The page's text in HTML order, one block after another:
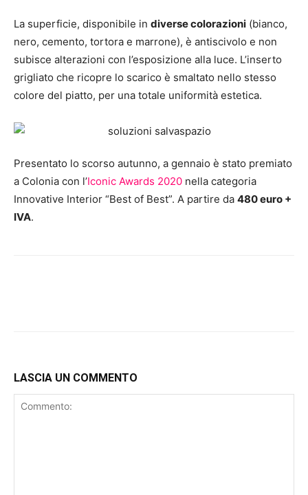
La superficie, disponibile in diverse colorazioni (bianco,
nero, cemento, tortora e marrone), è antiscivolo e non
subisce alterazioni con l’esposizione alla luce. L’inserto
grigliato che ricopre lo scarico è smaltato nello stesso
colore del piatto, per una totale uniformità estetica.
Presentato lo scorso autunno, a gennaio è stato premiato
a Colonia con l’Iconic Awards 2020 nella categoria
Innovative Interior “Best of Best”. A partire da 480 euro +
IVA.
LASCIA UN COMMENTO